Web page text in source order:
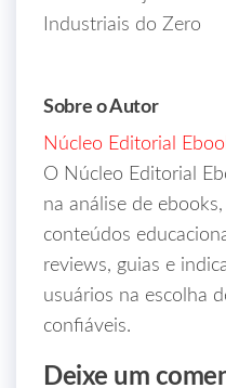
Industriais do Zero
Sobre o Autor
Núcleo Editorial
O Núcleo Editorial
na análise de
conteúdos
reviews, guias e
usuários na escolha
confiáveis.
Deixe um